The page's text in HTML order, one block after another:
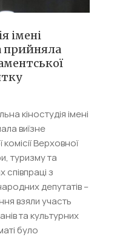
імені
прийняла
кіностудія імені
виїзне
Верховної
туризму та
співпраці з
депутатів –
взяли участь
та культурних
було